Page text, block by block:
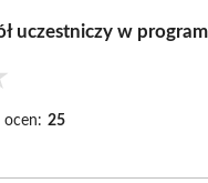
uczestniczy w
ocen: 25